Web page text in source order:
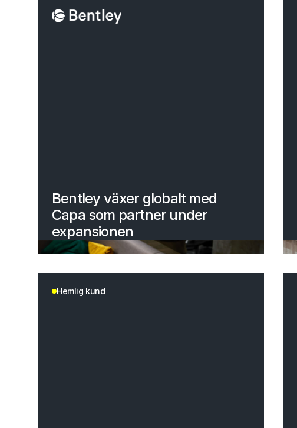
Bentley växer globalt med
Capa som partner under
expansionen
Hemlig kund